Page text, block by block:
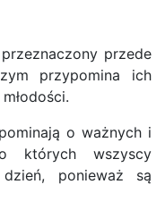
przede
przypomina ich
o ważnych i
których wszyscy
ponieważ są